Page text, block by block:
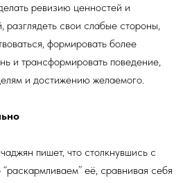
ревизию ценностей и
разглядеть свои слабые стороны,
формировать более
и трансформировать поведение,
и достижению желаемого.
пишет, что столкнувшись с
её, сравнивая себя